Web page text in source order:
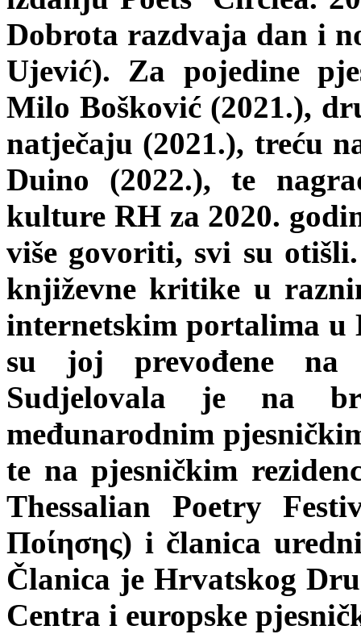
Dobrota razdvaja dan i
Ujević). Za pojedine
Milo Bošković (2021.),
natječaju (2021.), treću
Duino (2022.), te
kulture RH za 2020.
više govoriti, svi su
književne kritike u
internetskim portalima u
su joj prevođene na
Sudjelovala je na
međunarodnim
te na pjesničkim
Thessalian Poetry
Ποίησης) i članica
Članica je Hrvatskog
Centra i europske